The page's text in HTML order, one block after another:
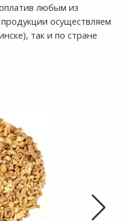
любым из
осуществляем
так и по стране